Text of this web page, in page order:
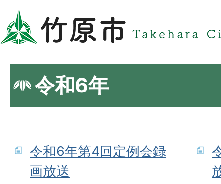
令和6年
令和6年第4回定例会録
画放送